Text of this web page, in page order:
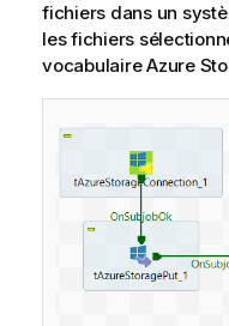
fichiers dans un
les fichiers
vocabulaire Azure